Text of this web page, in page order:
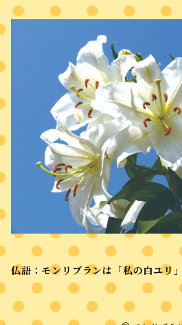
仏語：モンリブランは「私の白ユリ」